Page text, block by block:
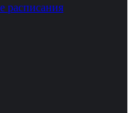
расписания